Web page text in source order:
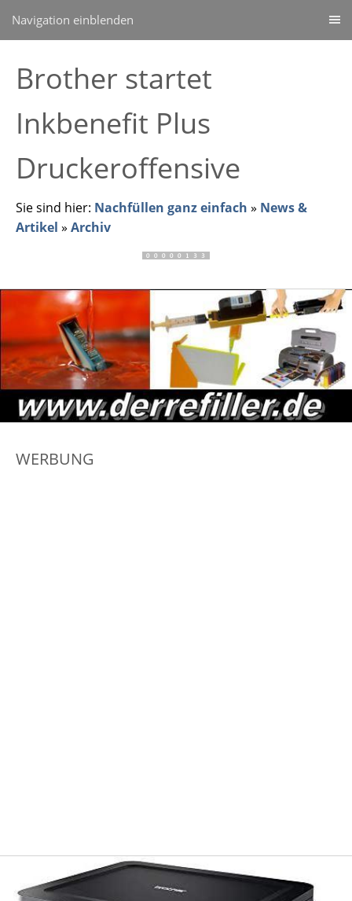
Navigation einblenden
Brother startet
Inkbenefit Plus
Druckeroffensive
Sie sind hier: Nachfüllen ganz einfach » News &
Artikel » Archiv
WERBUNG